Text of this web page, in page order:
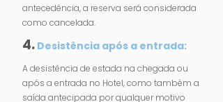
antecedência, a reserva será considerada
como cancelada.
4. Desistência após a entrada:
A desistência de estada na chegada ou
após a entrada no Hotel, como também a
saída antecipada por qualquer motivo